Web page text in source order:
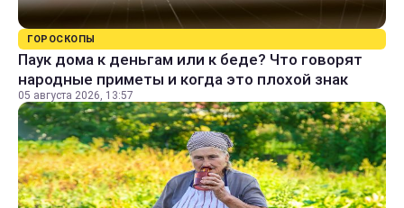
ГОРОСКОПЫ
Паук дома к деньгам или к беде? Что говорят
народные приметы и когда это плохой знак
05 августа 2026, 13:57